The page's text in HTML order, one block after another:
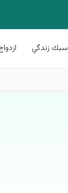
سبك زندگي